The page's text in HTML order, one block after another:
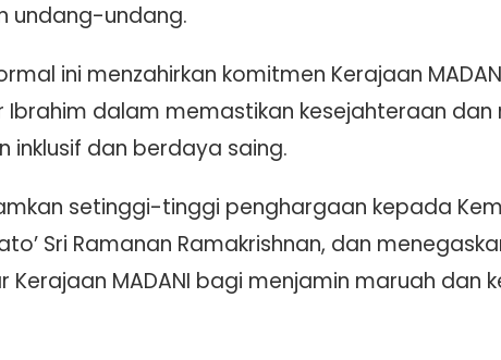
undang-undang.
ini menzahirkan komitmen Kerajaan
Ibrahim dalam memastikan kesejahteraan
inklusif dan berdaya saing.
setinggi-tinggi penghargaan kepada
Sri Ramanan Ramakrishnan, dan
MADANI bagi menjamin maruah dan